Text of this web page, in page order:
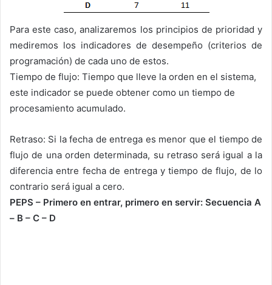
Para este caso, analizaremos los principios de prioridad y
mediremos los indicadores de desempeño (criterios de
programación) de cada uno de estos.
Tiempo de flujo: Tiempo que lleve la orden en el sistema,
este indicador se puede obtener como un tiempo de
procesamiento acumulado.
Retraso: Si la fecha de entrega es menor que el tiempo de
flujo de una orden determinada, su retraso será igual a la
diferencia entre fecha de entrega y tiempo de flujo, de lo
contrario será igual a cero.
PEPS – Primero en entrar, primero en servir: Secuencia A
– B – C – D